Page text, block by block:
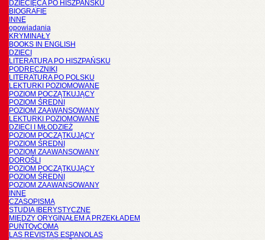
DZIECIĘCA PO HISZPAŃSKU
BIOGRAFIE
INNE
opowiadania
KRYMINAŁY
BOOKS IN ENGLISH
DZIECI
LITERATURA PO HISZPAŃSKU
PODRĘCZNIKI
LITERATURA PO POLSKU
LEKTURKI POZIOMOWANE
POZIOM POCZĄTKUJĄCY
POZIOM ŚREDNI
POZIOM ZAAWANSOWANY
LEKTURKI POZIOMOWANE
DZIECI I MŁODZIEŻ
POZIOM POCZĄTKUJĄCY
POZIOM ŚREDNI
POZIOM ZAAWANSOWANY
DOROŚLI
POZIOM POCZĄTKUJĄCY
POZIOM ŚREDNI
POZIOM ZAAWANSOWANY
INNE
CZASOPISMA
STUDIA IBERYSTYCZNE
MIĘDZY ORYGINAŁEM A PRZEKŁADEM
PUNTOyCOMA
LAS REVISTAS ESPANOLAS